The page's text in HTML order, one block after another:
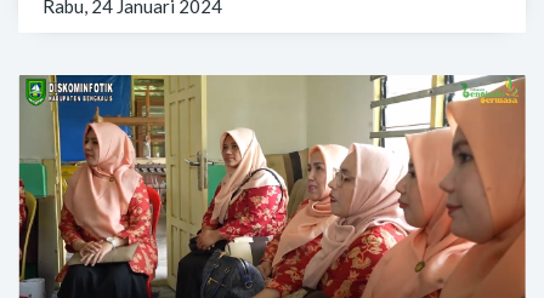
Rabu, 24 Januari 2024